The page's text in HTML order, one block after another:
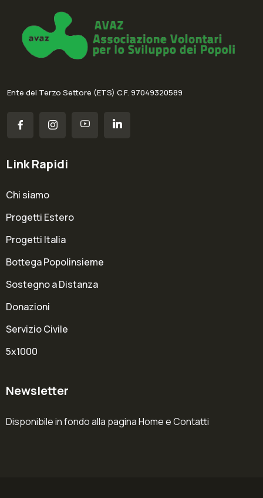
Ente del Terzo Settore (ETS) C.F. 97049320589
Link Rapidi
Chi siamo
Progetti Estero
Progetti Italia
Bottega Popolinsieme
Sostegno a Distanza
Donazioni
Servizio Civile
5x1000
Newsletter
Disponibile in fondo alla pagina Home e Contatti